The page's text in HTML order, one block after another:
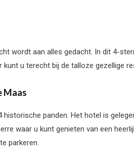
wordt aan alles gedacht. In dit 4-
u terecht bij de talloze gezellige
Maas
panden. Het hotel is
waar u kunt genieten van een
parkeren.